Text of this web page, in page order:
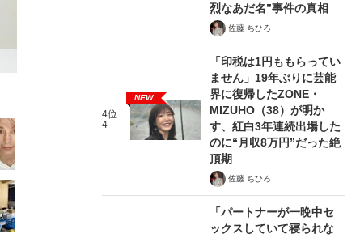
2/69
烈なあだ名”事件の真相
佐藤 ちひろ
4位
4
NEW
「印税は1円ももらってい
ません」19年ぶりに芸能
界に復帰したZONE・
MIZUHO（38）が明か
す、紅白3年連続出場した
のに“月収8万円”だった絶
頂期
佐藤 ちひろ
「パートナーが一晩中セ
ックスしていて寝られな